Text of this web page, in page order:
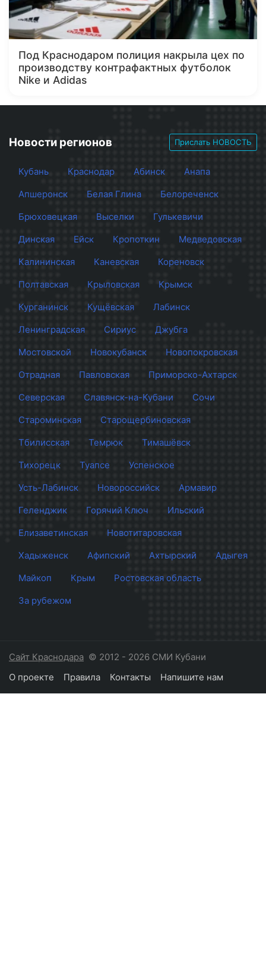
Под Краснодаром полиция накрыла цех по
производству контрафактных футболок
Nike и Adidas
Новости регионов Прислать НОВОСТЬ
Кубань Краснодар Абинск
Анапа
Апшеронск
Белая Глина
Белореченск
Брюховецкая
Выселки
Гулькевичи
Динская
Ейск Кропоткин
Медведовская
Калининская
Каневская
Кореновск
Полтавская
Крыловская
Крымск
Курганинск
Кущёвская
Лабинск
Ленинградская
Сириус
Джубга
Мостовской
Новокубанск
Новопокровская
Отрадная
Павловская
Приморско-Ахтарск
Северская
Славянск-на-Кубани
Сочи
Староминская
Старощербиновская
Тбилисская
Темрюк
Тимашёвск
Тихорецк
Туапсе
Успенское
Усть-Лабинск
Новороссийск
Армавир
Геленджик
Горячий Ключ
Ильский
Елизаветинская
Новотитаровская
Хадыженск
Афипский Ахтырский
Адыгея
Майкоп
Крым
Ростовская область
За рубежом
Сайт Краснодара © 2012 - 2026 СМИ Кубани
О проекте
Правила Контакты Напишите нам